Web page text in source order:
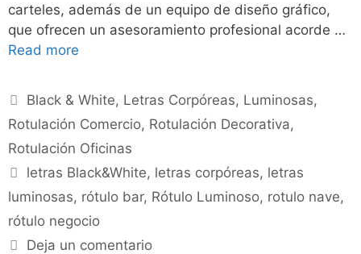
carteles, además de un equipo de diseño gráfico,
que ofrecen un asesoramiento profesional acorde …
Read more
Black & White, Letras Corpóreas, Luminosas,
Rotulación Comercio, Rotulación Decorativa,
Rotulación Oficinas
letras Black&White, letras corpóreas, letras
luminosas, rótulo bar, Rótulo Luminoso, rotulo nave,
rótulo negocio
Deja un comentario